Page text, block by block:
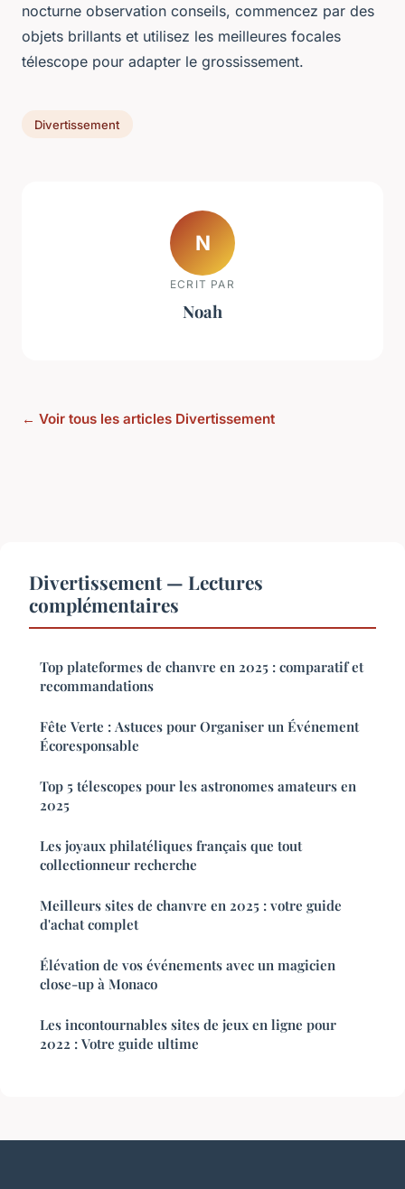
nocturne observation conseils, commencez par des
objets brillants et utilisez les meilleures focales
télescope pour adapter le grossissement.
Divertissement
N
ECRIT PAR
Noah
← Voir tous les articles Divertissement
Divertissement — Lectures
complémentaires
Top plateformes de chanvre en 2025 : comparatif et
recommandations
Fête Verte : Astuces pour Organiser un Événement
Écoresponsable
Top 5 télescopes pour les astronomes amateurs en
2025
Les joyaux philatéliques français que tout
collectionneur recherche
Meilleurs sites de chanvre en 2025 : votre guide
d'achat complet
Élévation de vos événements avec un magicien
close-up à Monaco
Les incontournables sites de jeux en ligne pour
2022 : Votre guide ultime